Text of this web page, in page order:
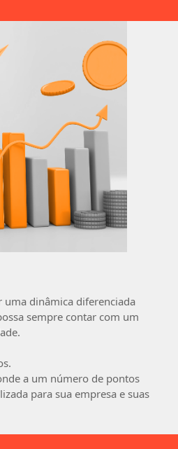
uma dinâmica diferenciada
sempre contar com um
.
a um número de pontos
para sua empresa e suas